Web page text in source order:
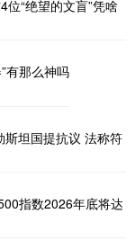
“绝望的文盲”凭啥
有那么神吗
坦国提抗议 法称符
指数2026年底将达